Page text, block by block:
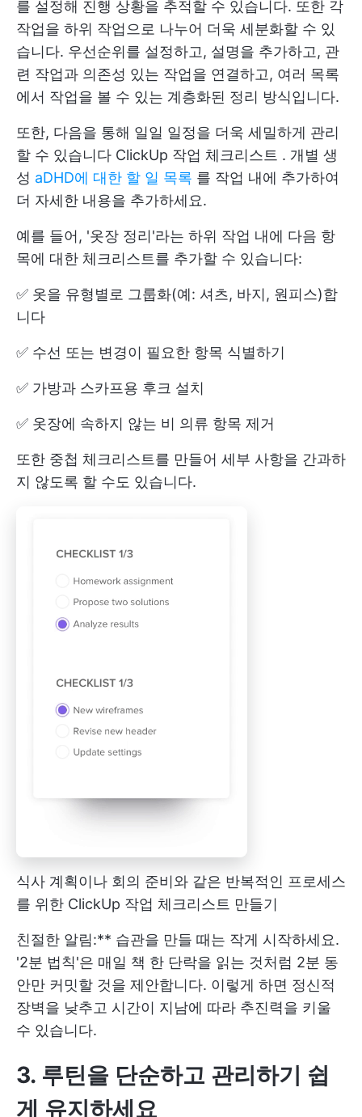
를 설정해 진행 상황을 추적할 수 있습니다. 또한 각
작업을 하위 작업으로 나누어 더욱 세분화할 수 있
습니다. 우선순위를 설정하고, 설명을 추가하고, 관
련 작업과 의존성 있는 작업을 연결하고, 여러 목록
에서 작업을 볼 수 있는 계층화된 정리 방식입니다.
또한, 다음을 통해 일일 일정을 더욱 세밀하게 관리
할 수 있습니다 ClickUp 작업 체크리스트 . 개별 생
성 aDHD에 대한 할 일 목록 를 작업 내에 추가하여
더 자세한 내용을 추가하세요.
예를 들어, '옷장 정리'라는 하위 작업 내에 다음 항
목에 대한 체크리스트를 추가할 수 있습니다:
✅ 옷을 유형별로 그룹화(예: 셔츠, 바지, 원피스)합
니다
✅ 수선 또는 변경이 필요한 항목 식별하기
✅ 가방과 스카프용 후크 설치
✅ 옷장에 속하지 않는 비 의류 항목 제거
또한 중첩 체크리스트를 만들어 세부 사항을 간과하
지 않도록 할 수도 있습니다.
식사 계획이나 회의 준비와 같은 반복적인 프로세스
를 위한 ClickUp 작업 체크리스트 만들기
친절한 알림:** 습관을 만들 때는 작게 시작하세요.
'2분 법칙'은 매일 책 한 단락을 읽는 것처럼 2분 동
안만 커밋할 것을 제안합니다. 이렇게 하면 정신적
장벽을 낮추고 시간이 지남에 따라 추진력을 키울
수 있습니다.
3. 루틴을 단순하고 관리하기 쉽
게 유지하세요